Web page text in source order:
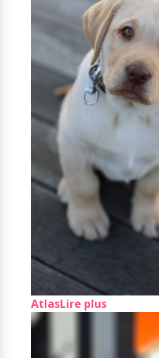
AtlasLire plus